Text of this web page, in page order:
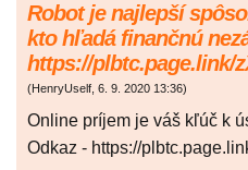
Robot je najlepší
kto hľadá finančnú
https://plbtc.page.link/
(HenryUself, 6. 9. 2020 13:36)
Online príjem je váš kľúč k
Odkaz - https://